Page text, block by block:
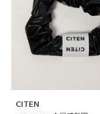
CITEN